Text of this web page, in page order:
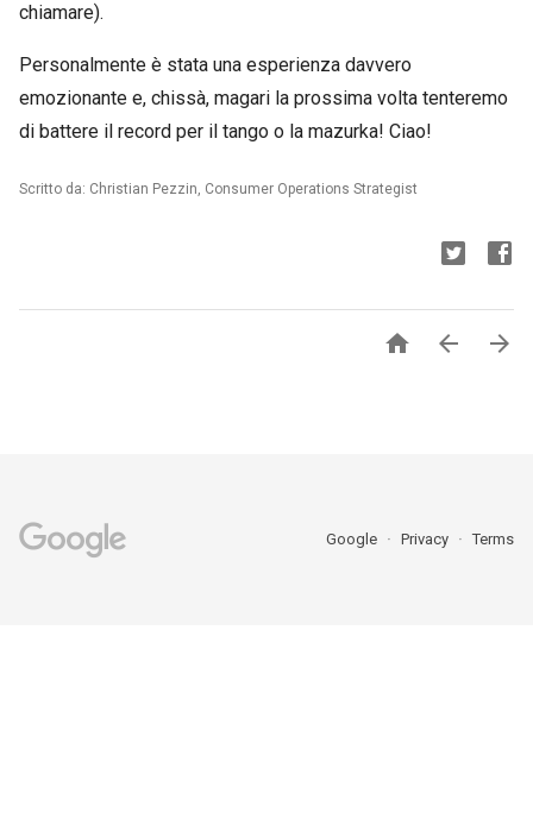
chiamare).
Personalmente è stata una esperienza davvero
emozionante e, chissà, magari la prossima volta tenteremo
di battere il record per il tango o la mazurka! Ciao!
Scritto da: Christian Pezzin, Consumer Operations Strategist
  
Google Privacy Terms